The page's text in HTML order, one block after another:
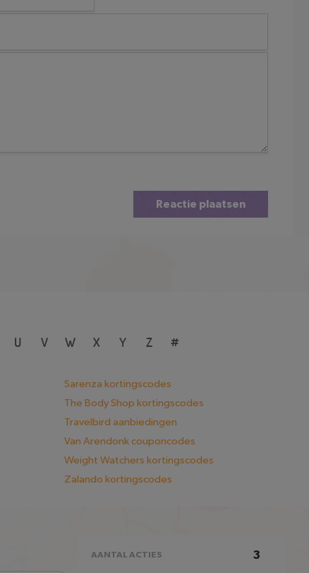
Reactie plaatsen
U V W X Y Z #
Sarenza kortingscodes
The Body Shop kortingscodes
Travelbird aanbiedingen
Van Arendonk couponcodes
Weight Watchers kortingscodes
Zalando kortingscodes
AANTAL ACTIES 3